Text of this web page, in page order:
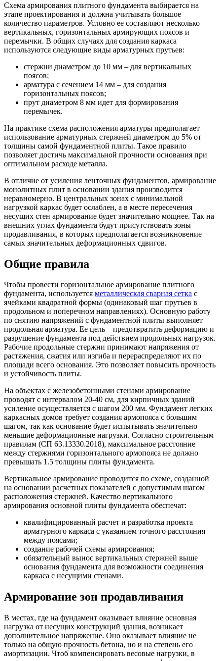
Схема армирования плитного фундамента выбирается на
этапе проектирования и должна учитывать большое
количество параметров. Условно ее составляют несколько
вертикальных, горизонтальных армирующих поясов и
перемычки. В общих случаях для создания каркаса
используются следующие виды арматурных прутьев:
стержни диаметром до 10 мм – для вертикальных
поясов;
арматура с сечением 14 мм – для создания
горизонтальных поясов;
прут диаметром 8 мм идет для формирования
перемычек.
На практике схема расположения арматуры предполагает
использование арматурных стержней диаметром до 5% от
толщины самой фундаментной плиты. Такое правило
позволяет достичь максимальной прочности основания при
оптимальном расходе металла.
В отличие от усиления ленточных фундаментов, армирование
монолитных плит в основании здания производится
неравномерно. В центральных зонах с минимальной
нагрузкой каркас будет ослаблен, а в месте пересечения
несущих стен армирование будет значительно мощнее. Так на
внешних углах фундамента будут присутствовать зоны
продавливания, в которых предполагается возникновение
самых значительных деформационных сдвигов.
Общие правила
Чтобы провести горизонтальное армирование плитного
фундамента, используется металлическая сварная сетка с
ячейками квадратной формы (одинаковый шаг прутьев в
продольном и поперечном направлениях). Основную работу
по снятию напряжений с фундаментной плиты выполняет
продольная арматура. Ее цель – предотвратить деформацию и
разрушение фундамента под действием продольных нагрузок.
Рабочие продольные стержни принимают напряжения от
растяжения, сжатия или изгиба и перераспределяют их по
площади всего основания. Это позволяет повысить прочность
и устойчивость плиты.
На объектах с железобетонными стенами армирование
проводят с интервалом 20-40 см, для кирпичных зданий
усиление осуществляется с шагом 200 мм. Фундамент легких
каркасных домов требует создания армопояса с большим
шагом, так как основание будет испытывать значительно
меньшие деформационные нагрузки. Согласно строительным
правилам (СП 63.13330.2018), максимальное расстояние
между стержнями горизонтального армопояса не должно
превышать 1.5 толщины плиты фундамента.
Вертикальное армирование проводится по схеме, созданной
на основании расчетных показателей с допустимым шагом
расположения стержней. Качество вертикального
армирования основной плиты фундамента обеспечат:
квалифицированный расчет и разработка проекта
арматурного каркаса с указанием точного расстояния
между поясами;
создание рабочей схемы армирования;
обязательный вынос вертикальных стержней выше
основания фундамента для возможности соединения
каркаса с несущими стенами.
Армирование зон продавливания
В местах, где на фундамент оказывает влияние основная
нагрузка от несущих конструкций здания, возникает
дополнительное напряжение. Оно оказывает влияние не
только на общую прочность бетона, но и на степень его
амортизации. Чтоб компенсировать весовые нагрузки, в